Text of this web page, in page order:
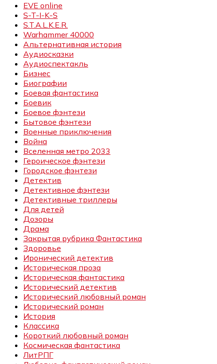
EVE online
S-T-I-K-S
S.T.A.L.K.E.R.
Warhammer 40000
Альтернативная история
Аудиосказки
Аудиоспектакль
Бизнес
Биографии
Боевая фантастика
Боевик
Боевое фэнтези
Бытовое фэнтези
Военные приключения
Война
Вселенная метро 2033
Героическое фэнтези
Городское фэнтези
Детектив
Детективное фэнтези
Детективные триллеры
Для детей
Дозоры
Драма
Закрытая рубрика Фантастика
Здоровье
Иронический детектив
Историческая проза
Историческая фантастика
Исторический детектив
Исторический любовный роман
Исторический роман
История
Классика
Короткий любовный роман
Космическая фантастика
ЛитРПГ